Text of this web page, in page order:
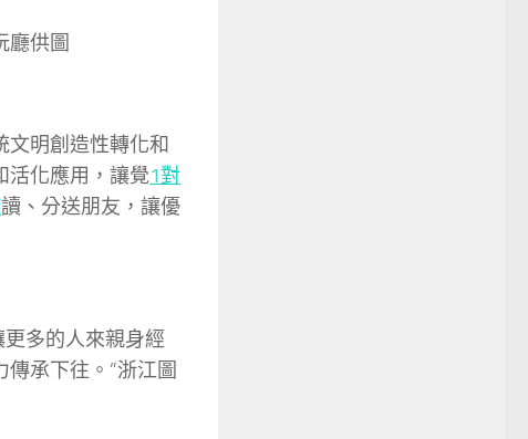
廳供圖
文明創造性轉化和
活化應用，讓覺1對
讀、分送朋友，讓優
更多的人來親身經
承下往。”浙江圖